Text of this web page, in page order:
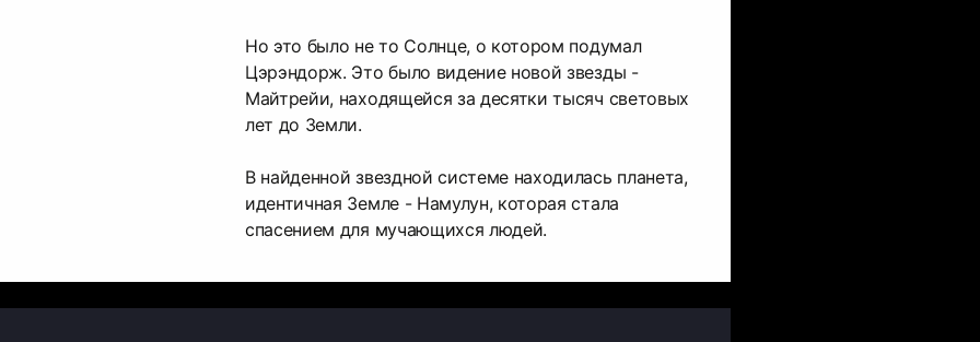
Но это было не то Солнце, о котором подумал
Цэрэндорж. Это было видение новой звезды -
Майтрейи, находящейся за десятки тысяч световых
лет до Земли.
В найденной звездной системе находилась планета,
идентичная Земле - Намулун, которая стала
спасением для мучающихся людей.